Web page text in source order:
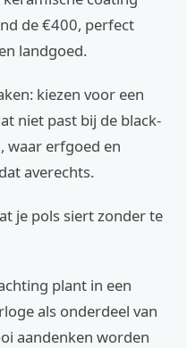
de €400, perfect
landgoed.
kiezen voor een
niet past bij de black-
waar erfgoed en
averechts.
je pols siert zonder te
plant in een
als onderdeel van
aandenken worden